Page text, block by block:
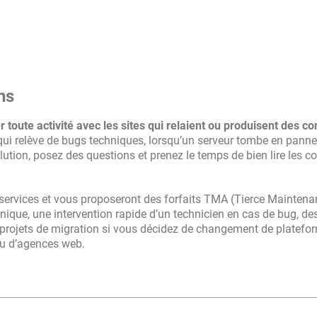
toute activité avec les sites qui relaient ou produisent des
relève de bugs techniques, lorsqu’un serveur tombe en
posez des questions et prenez le temps de bien lire les
et vous proposeront des forfaits TMA (Tierce
une intervention rapide d’un technicien en cas de bug,
de migration si vous décidez de changement de
d’agences web.